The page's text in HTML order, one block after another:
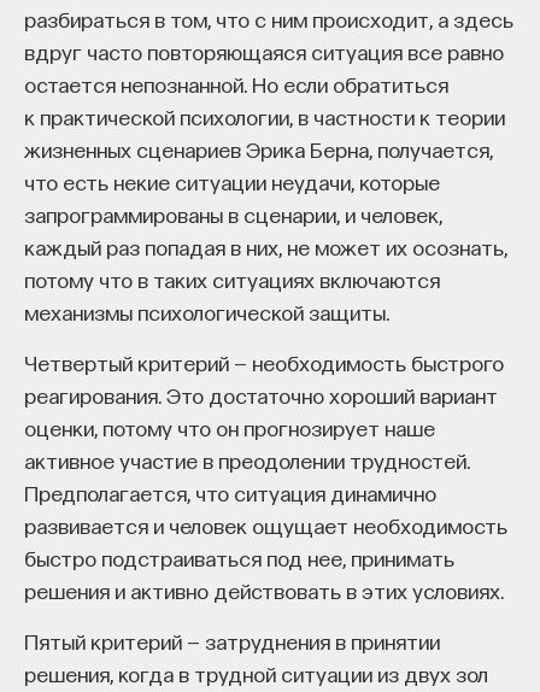
разбираться в том, что с ним происходит, а здесь
вдруг часто повторяющаяся ситуация все равно
остается непознанной. Но если обратиться
к практической психологии, в частности к теории
жизненных сценариев Эрика Берна, получается,
что есть некие ситуации неудачи, которые
запрограммированы в сценарии, и человек,
каждый раз попадая в них, не может их осознать,
потому что в таких ситуациях включаются
механизмы психологической защиты.
Четвертый критерий — необходимость быстрого
реагирования. Это достаточно хороший вариант
оценки, потому что он прогнозирует наше
активное участие в преодолении трудностей.
Предполагается, что ситуация динамично
развивается и человек ощущает необходимость
быстро подстраиваться под нее, принимать
решения и активно действовать в этих условиях.
Пятый критерий — затруднения в принятии
решения, когда в трудной ситуации из двух зол
ПостНауки Ивара Максутова о людях, которые
меняют мир. В каждом выпуске — разговоры
с исследователями, предпринимателями,
инвесторами и изобретателями. За десятки
эпизодов Ивар обсудил большие языковые
модели вместе с Михаилом Бурцевым, цифровые
данные в фармацевтике с Ириной Ефименко,
агротехнологии с Михаилом Тавером и много
других тем — от коучинга до фармакогенетики.
В будущих выпусках их список будет только
расширяться — слушайте подкаст наYouTube,
Яндекс Музыке,Apple Podcasts ,VKиSpotify.
6/30/2026
НАПИСАТЬ НАМ
НАД МАТЕРИАЛОМ РАБОТАЛИ
МОЗГ НЕЙРОБИОЛОГИЯ
ФИЗИОЛОГИЯ
НЕЙРОН НЕЙРОНАУКА НЕЙРОМЕДИАТОРЫ
КОГНИТИВНЫЕ НАУКИ ЖУРНАЛ
Химия мозга
СОХРАНИТЬ КУРС